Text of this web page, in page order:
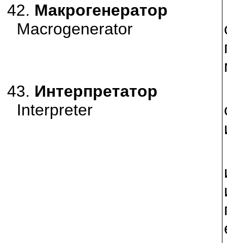
42. Макрогенератор
Macrogenerator
43. Интерпретатор
Interpreter